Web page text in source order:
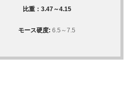
比重：3.47～4.15
モース硬度: 6.5～7.5